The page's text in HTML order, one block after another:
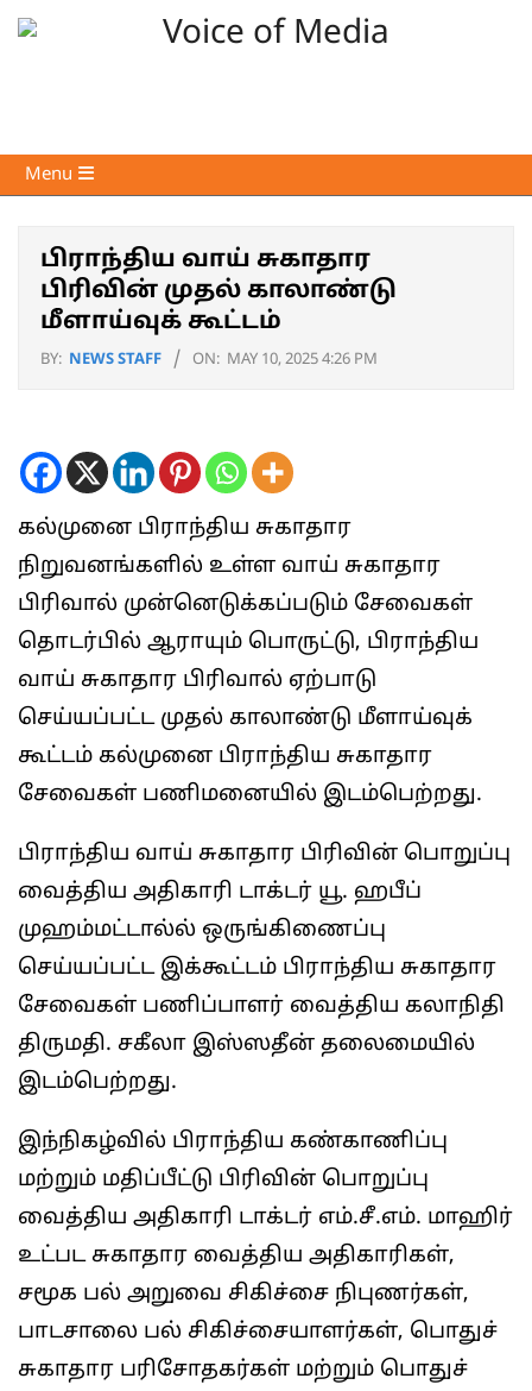
Skip
Voice
of
Primary
Navigation
Menu
பிராந்திய வாய் சுகாதார
பிரிவின் முதல் காலாண்டு
மீளாய்வுக் கூட்டம்
BY: NEWS STAFF ON: MAY 10, 2025 4:26 PM
கல்முனை பிராந்திய சுகாதார
நிறுவனங்களில் உள்ள வாய் சுகாதார
பிரிவால் முன்னெடுக்கப்படும் சேவைகள்
தொடர்பில் ஆராயும் பொருட்டு, பிராந்திய
வாய் சுகாதார பிரிவால் ஏற்பாடு
செய்யப்பட்ட முதல் காலாண்டு மீளாய்வுக்
கூட்டம் கல்முனை பிராந்திய சுகாதார
சேவைகள் பணிமனையில் இடம்பெற்றது.
பிராந்திய வாய் சுகாதார பிரிவின் பொறுப்பு
வைத்திய அதிகாரி டாக்டர் யூ. ஹபீப்
முஹம்மட்டால்ல் ஒருங்கிணைப்பு
செய்யப்பட்ட இக்கூட்டம் பிராந்திய சுகாதார
சேவைகள் பணிப்பாளர் வைத்திய கலாநிதி
திருமதி. சகீலா இஸ்ஸதீன் தலைமையில்
இடம்பெற்றது.
இந்நிகழ்வில் பிராந்திய கண்காணிப்பு
மற்றும் மதிப்பீட்டு பிரிவின் பொறுப்பு
வைத்திய அதிகாரி டாக்டர் எம்.சீ.எம். மாஹிர்
உட்பட சுகாதார வைத்திய அதிகாரிகள்,
சமூக பல் அறுவை சிகிச்சை நிபுணர்கள்,
பாடசாலை பல் சிகிச்சையாளர்கள், பொதுச்
சுகாதார பரிசோதகர்கள் மற்றும் பொதுச்